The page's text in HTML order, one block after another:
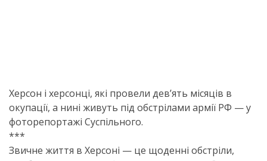
Херсон і херсонці, які провели девʼять місяців в
окупації, а нині живуть під обстрілами армії РФ — у
фоторепортажі Суспільного.
***
Звичне життя в Херсоні — це щоденні обстріли,